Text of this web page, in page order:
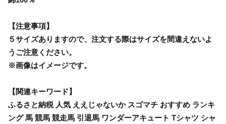
【注意事項】
５サイズありますので、注文する際はサイズを間違えないよ
うご注意ください。
※画像はイメージです。
【関連キーワード】
ふるさと納税 人気 ええじゃないか スゴマチ おすすめ ランキ
ング 馬 競馬 競走馬 引退馬 ワンダーアキュート Tシャツ シャ